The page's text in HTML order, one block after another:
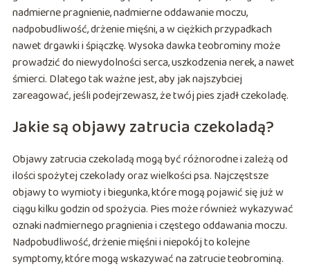
nadmierne pragnienie, nadmierne oddawanie moczu,
nadpobudliwość, drżenie mięśni, a w ciężkich przypadkach
nawet drgawki i śpiączkę. Wysoka dawka teobrominy może
prowadzić do niewydolności serca, uszkodzenia nerek, a nawet
śmierci. Dlatego tak ważne jest, aby jak najszybciej
zareagować, jeśli podejrzewasz, że twój pies zjadł czekoladę.
Jakie są objawy zatrucia czekoladą?
Objawy zatrucia czekoladą mogą być różnorodne i zależą od
ilości spożytej czekolady oraz wielkości psa. Najczęstsze
objawy to wymioty i biegunka, które mogą pojawić się już w
ciągu kilku godzin od spożycia. Pies może również wykazywać
oznaki nadmiernego pragnienia i częstego oddawania moczu.
Nadpobudliwość, drżenie mięśni i niepokój to kolejne
symptomy, które mogą wskazywać na zatrucie teobrominą.